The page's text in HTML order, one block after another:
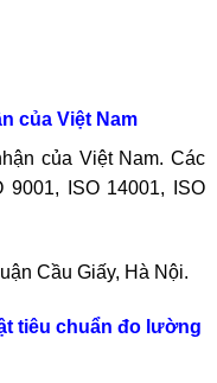
của Việt Nam
của Việt Nam. Các
ISO 14001, ISO
Cầu Giấy, Hà Nội.
tiêu chuẩn đo lường